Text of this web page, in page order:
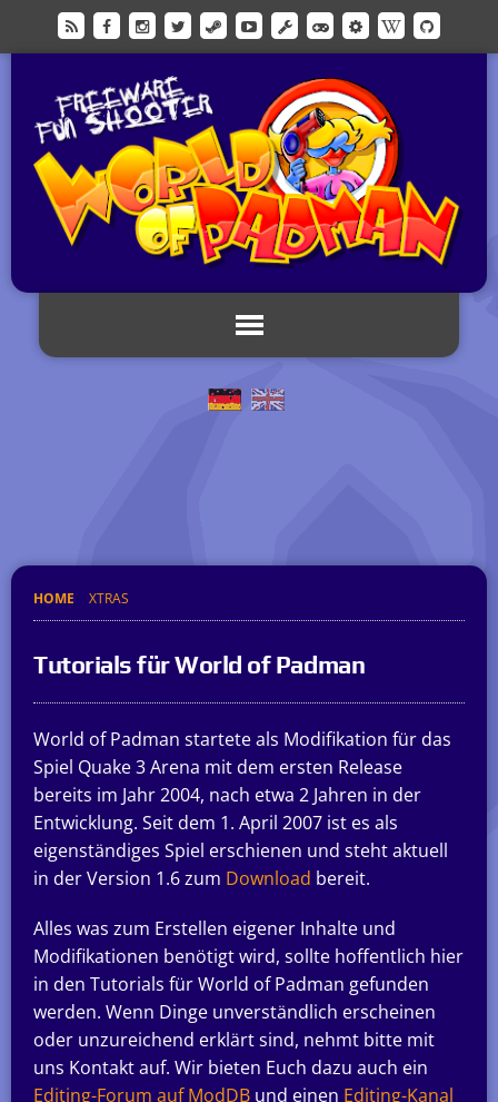
HOME XTRAS
Tutorials für World of Padman
World of Padman startete als Modifikation für das
Spiel Quake 3 Arena mit dem ersten Release
bereits im Jahr 2004, nach etwa 2 Jahren in der
Entwicklung. Seit dem 1. April 2007 ist es als
eigenständiges Spiel erschienen und steht aktuell
in der Version 1.6 zum Download bereit.
Alles was zum Erstellen eigener Inhalte und
Modifikationen benötigt wird, sollte hoffentlich hier
in den Tutorials für World of Padman gefunden
werden. Wenn Dinge unverständlich erscheinen
oder unzureichend erklärt sind, nehmt bitte mit
uns Kontakt auf. Wir bieten Euch dazu auch ein
Editing-Forum auf ModDB und einen Editing-Kanal